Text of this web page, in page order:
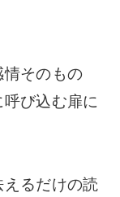
情そのもの
び込む扉に
るだけの読